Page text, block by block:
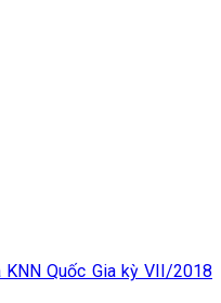
Quốc Gia kỳ VII/2018